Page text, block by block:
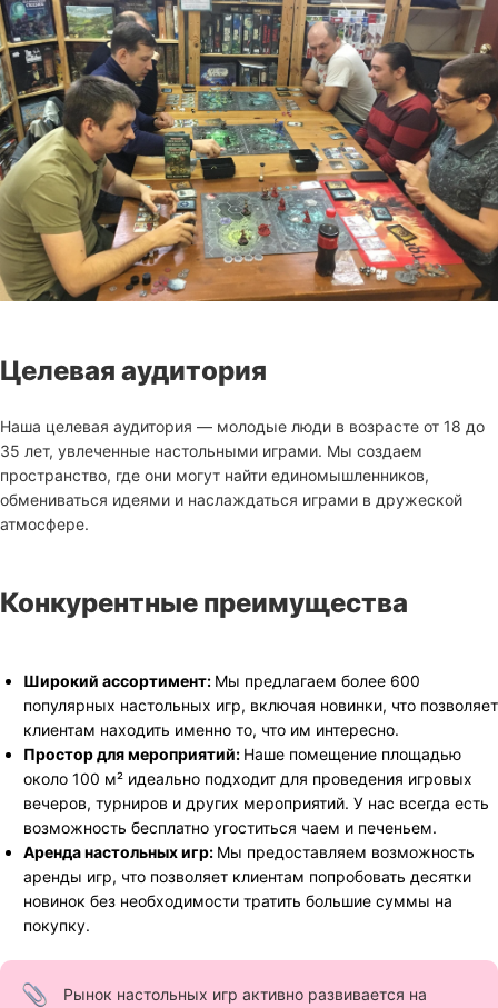
Целевая аудитория
Наша целевая аудитория — молодые люди в возрасте от 18 до
35 лет, увлеченные настольными играми. Мы создаем
пространство, где они могут найти единомышленников,
обмениваться идеями и наслаждаться играми в дружеской
атмосфере.
Конкурентные преимущества
Широкий ассортимент: Мы предлагаем более 600
популярных настольных игр, включая новинки, что позволяет
клиентам находить именно то, что им интересно.
Простор для мероприятий: Наше помещение площадью
около 100 м² идеально подходит для проведения игровых
вечеров, турниров и других мероприятий. У нас всегда есть
возможность бесплатно угоститься чаем и печеньем.
Аренда настольных игр: Мы предоставляем возможность
аренды игр, что позволяет клиентам попробовать десятки
новинок без необходимости тратить большие суммы на
покупку.
Рынок настольных игр активно развивается на